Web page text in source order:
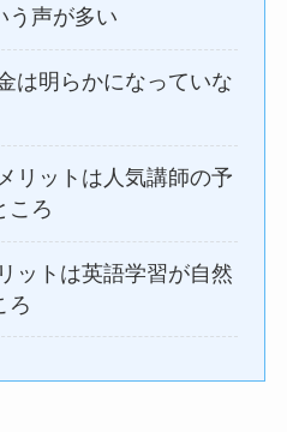
う声が多い
は明らかになっていな
リットは人気講師の予
ころ
ットは英語学習が自然
ろ